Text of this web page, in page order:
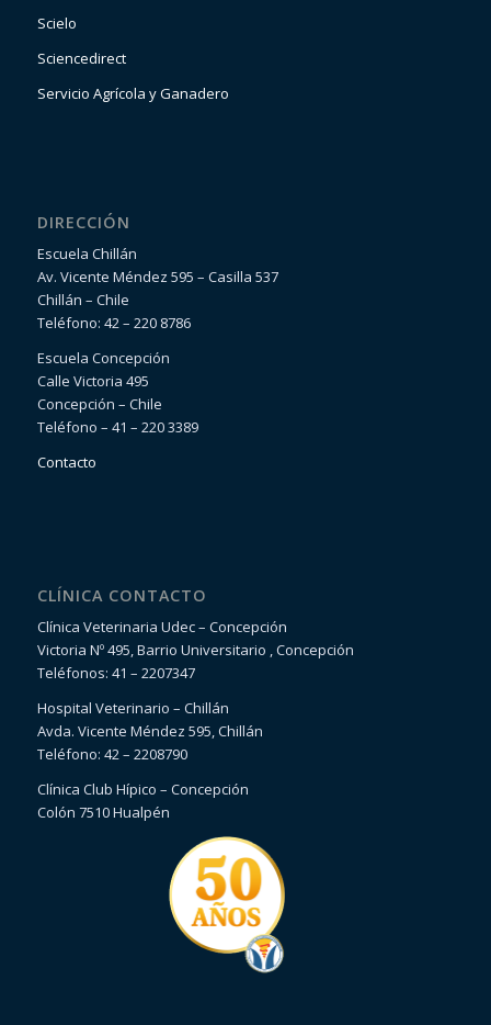
Scielo
Sciencedirect
Servicio Agrícola y Ganadero
DIRECCIÓN
Escuela Chillán
Av. Vicente Méndez 595 – Casilla 537
Chillán – Chile
Teléfono: 42 – 220 8786
Escuela Concepción
Calle Victoria 495
Concepción – Chile
Teléfono – 41 – 220 3389
Contacto
CLÍNICA CONTACTO
Clínica Veterinaria Udec – Concepción
Victoria Nº 495, Barrio Universitario , Concepción
Teléfonos: 41 – 2207347
Hospital Veterinario – Chillán
Avda. Vicente Méndez 595, Chillán
Teléfono: 42 – 2208790
Clínica Club Hípico – Concepción
Colón 7510 Hualpén